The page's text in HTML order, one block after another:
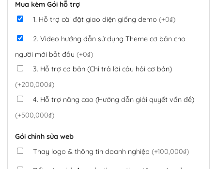
Mua kèm Gói hỗ trợ
1. Hỗ trợ cài đặt giao diện giống demo (+0₫)
2. Video hướng dẫn sử dụng Theme cơ bản cho
người mới bắt đầu (+0₫)
3. Hỗ trợ cơ bản (Chỉ trả lời câu hỏi cơ bản)
(+200,000₫)
4. Hỗ trợ nâng cao (Hướng dẫn giải quyết vấn đề)
(+500,000₫)
Gói chỉnh sửa web
Thay logo & thông tin doanh nghiệp (+100,000₫)